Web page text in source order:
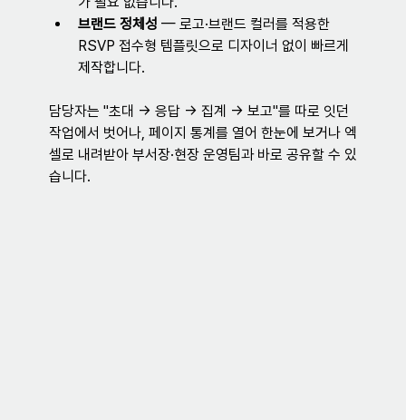
브랜드 정체성 — 로고·브랜드 컬러를 적용한
RSVP 접수형 템플릿으로 디자이너 없이 빠르게
제작합니다.
담당자는 "초대 → 응답 → 집계 → 보고"를 따로 잇던
작업에서 벗어나, 페이지 통계를 열어 한눈에 보거나 엑
셀로 내려받아 부서장·현장 운영팀과 바로 공유할 수 있
습니다.